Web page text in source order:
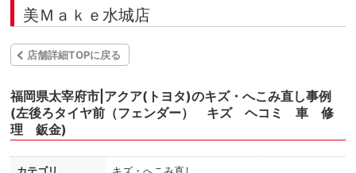
美Ｍａｋｅ水城店
店舗詳細TOPに戻る
福岡県太宰府市|アクア(トヨタ)のキズ・へこみ直し事例
(左後ろタイヤ前（フェンダー） キズ ヘコミ 車 修
理 鈑金)